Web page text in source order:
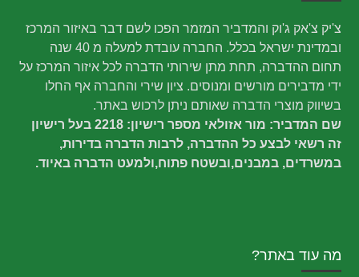
צ'יק צ'אק ג'וק והמדביר המזמר הפכו לשם דבר באיזור המרכז
ובמדינת ישראל בכלל. החברה עובדת למעלה מ 40 שנה
תחום ההדברה, תחת מתן שירותי הדברה לכל איזור המרכז על
ידי מדבירים מורשים ומנוסים. ציון שירי והחברה אף החלו
בשיווק מוצרי הדברה שאותם ניתן לרכוש באתר.
שם המדביר: מור אזולאי מספר רישיון: 2218 בעל רישיון
זה רשאי לבצע כל ההדברה, לרבות הדברה בדירות,
במשרדים, במבנים,ובשטח פתוח,ולמעט הדברה באיוד.
מה עוד באתר?